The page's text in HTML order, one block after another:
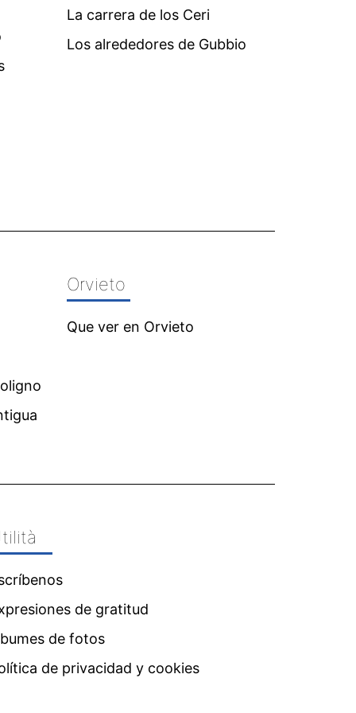
La carrera de los Ceri
Los alrededores de Gubbio
Orvieto
Que ver en Orvieto
de gratitud
de fotos
de privacidad y cookies